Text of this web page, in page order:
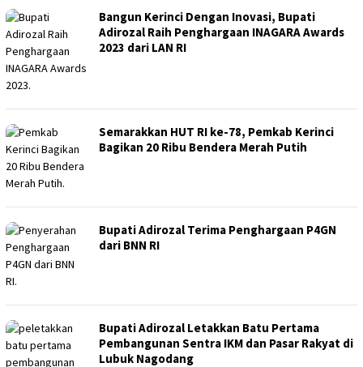
Bangun Kerinci Dengan Inovasi, Bupati
Adirozal Raih Penghargaan INAGARA Awards
2023 dari LAN RI
Semarakkan HUT RI ke-78, Pemkab Kerinci
Bagikan 20 Ribu Bendera Merah Putih
Bupati Adirozal Terima Penghargaan P4GN
dari BNN RI
Bupati Adirozal Letakkan Batu Pertama
Pembangunan Sentra IKM dan Pasar Rakyat di
Lubuk Nagodang